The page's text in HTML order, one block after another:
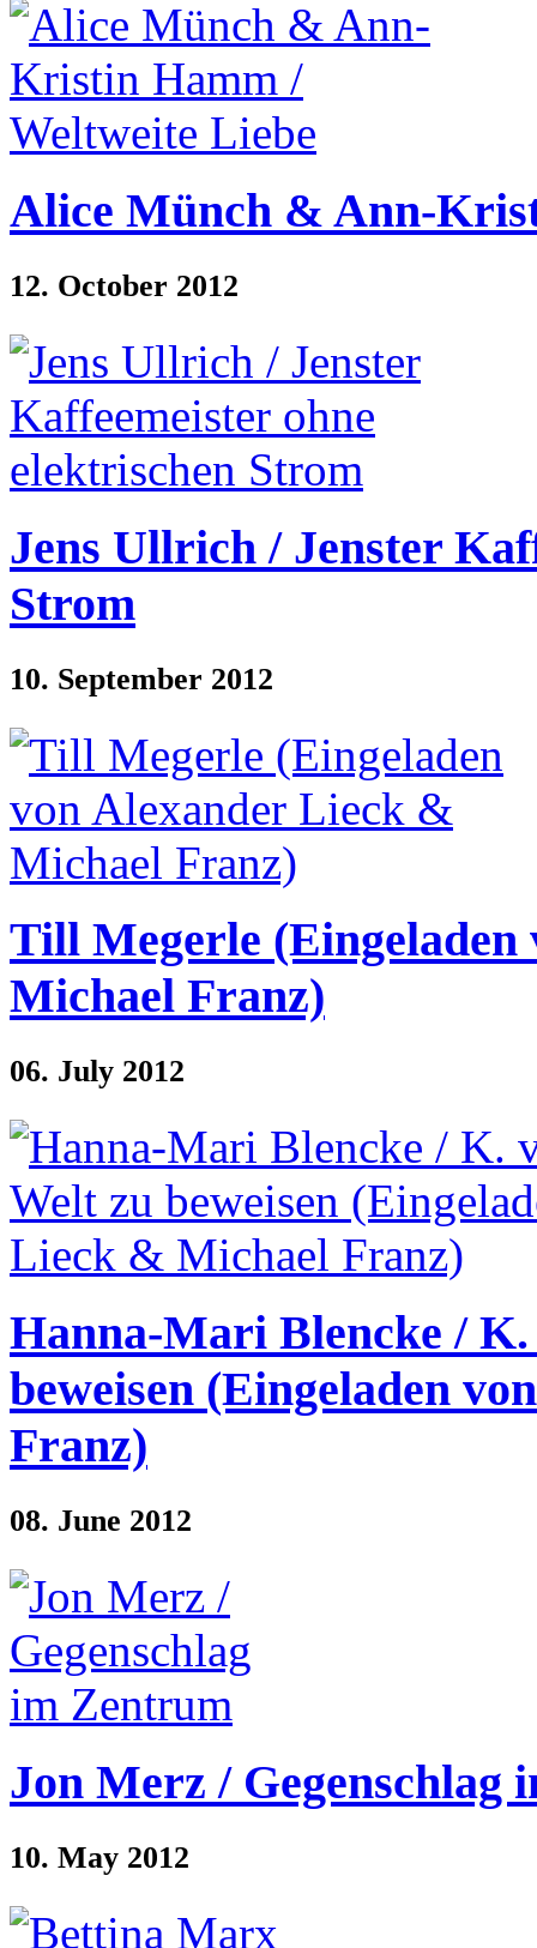
Alice Münch & Ann-
12. October 2012
Jens Ullrich / Jenster
Strom
10. September 2012
Till Megerle
Michael Franz)
06. July 2012
Hanna-Mari Blencke /
beweisen (Eingeladen
Franz)
08. June 2012
Jon Merz / Gegenschlag
10. May 2012